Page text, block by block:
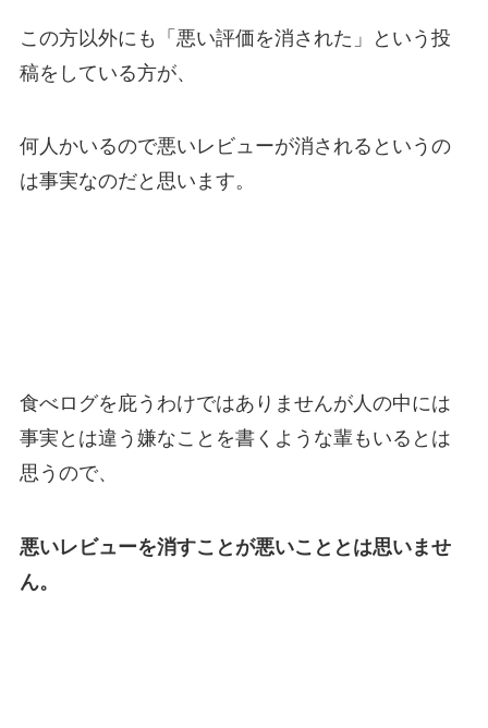
この方以外にも「悪い評価を消された」という投
稿をしている方が、
何人かいるので悪いレビューが消されるというの
は事実なのだと思います。
食べログを庇うわけではありませんが人の中には
事実とは違う嫌なことを書くような輩もいるとは
思うので、
悪いレビューを消すことが悪いこととは思いませ
ん。